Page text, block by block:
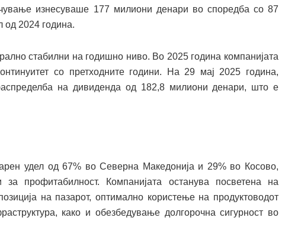
изнесуваше 177 милиони денари во споредба со 87
од 2024 година.
стабилни на годишно ниво. Во 2025 година компанијата
со претходните години. На 29 мај 2025 година,
на дивиденда од 182,8 милиони денари, што е
удел од 67% во Северна Македонија и 29% во Косово,
за профитабилност. Компанијата останува посветена на
на пазарот, оптимално користење на продуктоводот
како и обезбедување долгорочна сигурност во